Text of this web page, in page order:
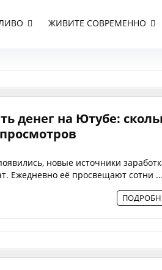
ЖИВИТЕ СОВРЕМЕННО
денег на Ютубе:
просмотров
новые источники
Ежедневно её просвещают сотни ...